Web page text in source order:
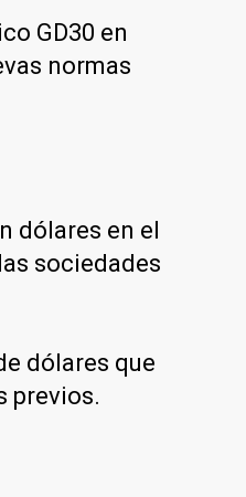
GD30 en
normas
dólares en el
sociedades
dólares que
previos.